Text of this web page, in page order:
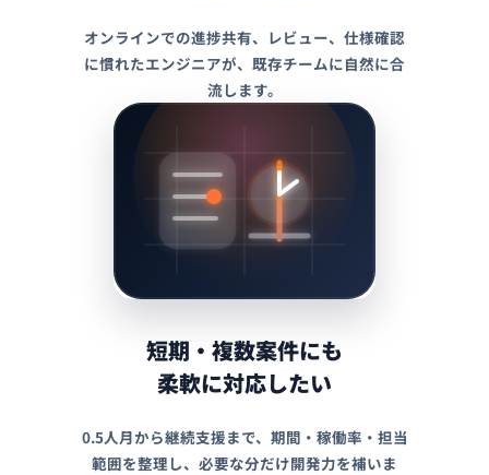
オンラインでの進捗共有、レビュー、仕様確認
に慣れたエンジニアが、既存チームに自然に合
流します。
短期・複数案件にも
柔軟に対応したい
0.5人月から継続支援まで、期間・稼働率・担当
範囲を整理し、必要な分だけ開発力を補いま